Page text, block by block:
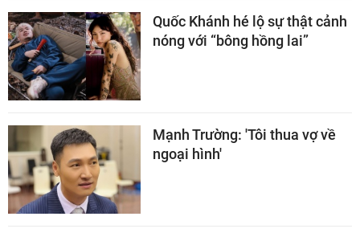
Quốc Khánh hé lộ sự thật cảnh
nóng với “bông hồng lai”
Mạnh Trường: 'Tôi thua vợ về
ngoại hình'